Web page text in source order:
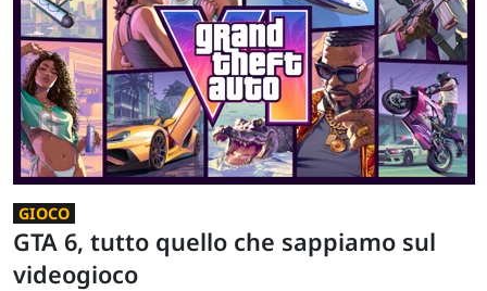
GIOCO
GTA 6, tutto quello che sappiamo sul
videogioco